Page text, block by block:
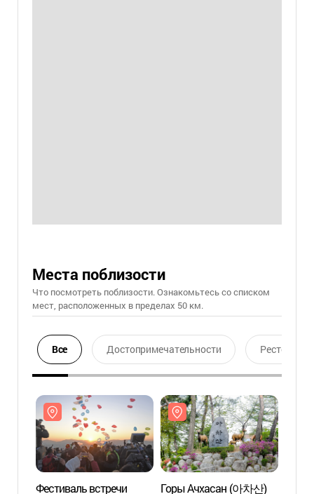
Места поблизости
Что посмотреть поблизости. Ознакомьтесь со списком
мест, расположенных в пределах 50 км.
Все Достопримечательности Ресторан
Фестиваль встречи
Горы Ачхасан (아차산)